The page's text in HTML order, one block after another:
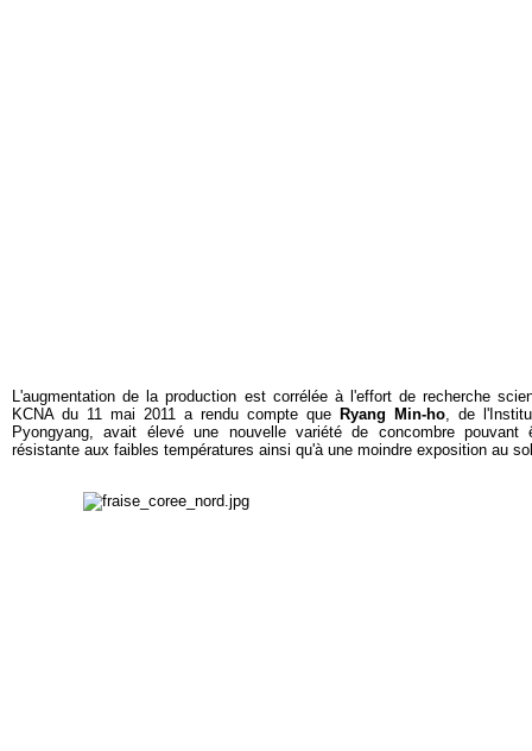
L'augmentation de la production est corrélée à l'effort de recherche
KCNA du 11 mai 2011 a rendu compte que Ryang Min-ho, de
Pyongyang, avait élevé une nouvelle variété de concombre
résistante aux faibles températures ainsi qu'à une moindre exposition au